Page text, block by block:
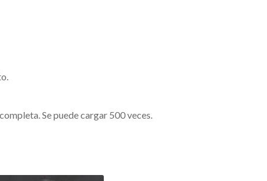
Se puede cargar 500 veces.